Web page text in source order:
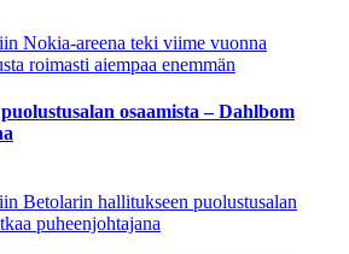
Nokia-areena teki viime vuonna
roimasti aiempaa enemmän
osaamista – Dahlbom
Betolarin hallitukseen puolustusalan
puheenjohtajana